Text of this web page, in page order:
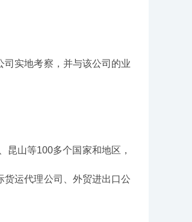
实地考察，并与该公司的业
山等100多个国家和地区，
货运代理公司、外贸进出口公